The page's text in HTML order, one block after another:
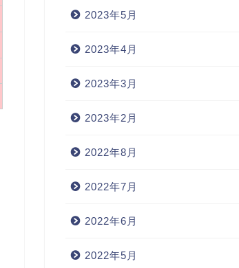
2023年5月
2023年4月
2023年3月
2023年2月
2022年8月
2022年7月
2022年6月
2022年5月